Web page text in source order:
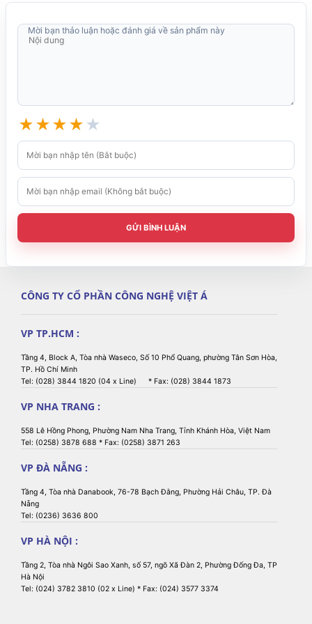
Các loại mã vạch 1D &
2D chuẩn hóa quốc tế
Label Roll Holder
0 đến 50℃@
độ ẩm 25% đến 85%
★★★★ ★
GỬI BÌNH LUẬN
Mời bạn thảo luận hoặc đánh giá về sản phẩm này
CÔNG TY CỔ PHẦN CÔNG NGHỆ VIỆT Á
VP TP.HCM :
Tầng 4, Block A, Tòa nhà Waseco, Số 10 Phổ Quang, phường Tân Sơn Hòa,
TP. Hồ Chí Minh
Tel: (028) 3844 1820 (04 x Line) * Fax: (028) 3844 1873
VP NHA TRANG :
558 Lê Hồng Phong, Phường Nam Nha Trang, Tỉnh Khánh Hòa, Việt Nam
Tel: (0258) 3878 688 * Fax: (0258) 3871 263
VP ĐÀ NẴNG :
Tầng 4, Tòa nhà Danabook, 76-78 Bạch Đằng, Phường Hải Châu, TP. Đà
Nẵng
Tel: (0236) 3636 800
VP HÀ NỘI :
Tầng 2, Tòa nhà Ngôi Sao Xanh, số 57, ngõ Xã Đàn 2, Phường Đống Đa, TP
Hà Nội
Tel: (024) 3782 3810 (02 x Line) * Fax: (024) 3577 3374